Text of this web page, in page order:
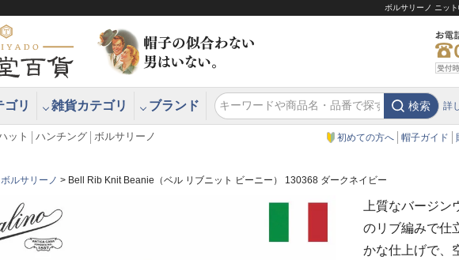
ボルサリーノ ニッ
ゴリ 雑貨カテゴリ ブランド 検索 詳
ット ハンチング ボルサリーノ 初めての方へ 帽子ガイド
ボルサリーノ Bell Rib Knit Beanie（ベル リブニット ビーニー） 130368 ダークネイビー
上質なバージ
のリブ編みで仕
かな仕上げで、